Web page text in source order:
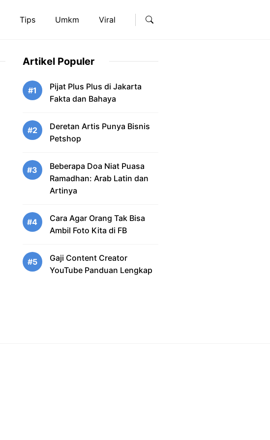
Tips Umkm Viral
Artikel Populer
#1
Pijat Plus Plus di Jakarta
Fakta dan Bahaya
#2
Deretan Artis Punya Bisnis
Petshop
#3
Beberapa Doa Niat Puasa
Ramadhan: Arab Latin dan
Artinya
#4
Cara Agar Orang Tak Bisa
Ambil Foto Kita di FB
#5
Gaji Content Creator
YouTube Panduan Lengkap